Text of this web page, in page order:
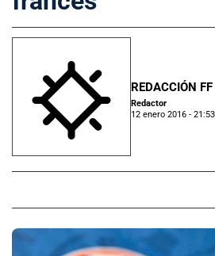
REDACCIÓN FF
Redactor
12 enero 2016 - 21:53